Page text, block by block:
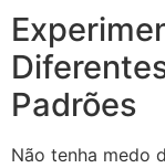
Padrões
Não tenha medo